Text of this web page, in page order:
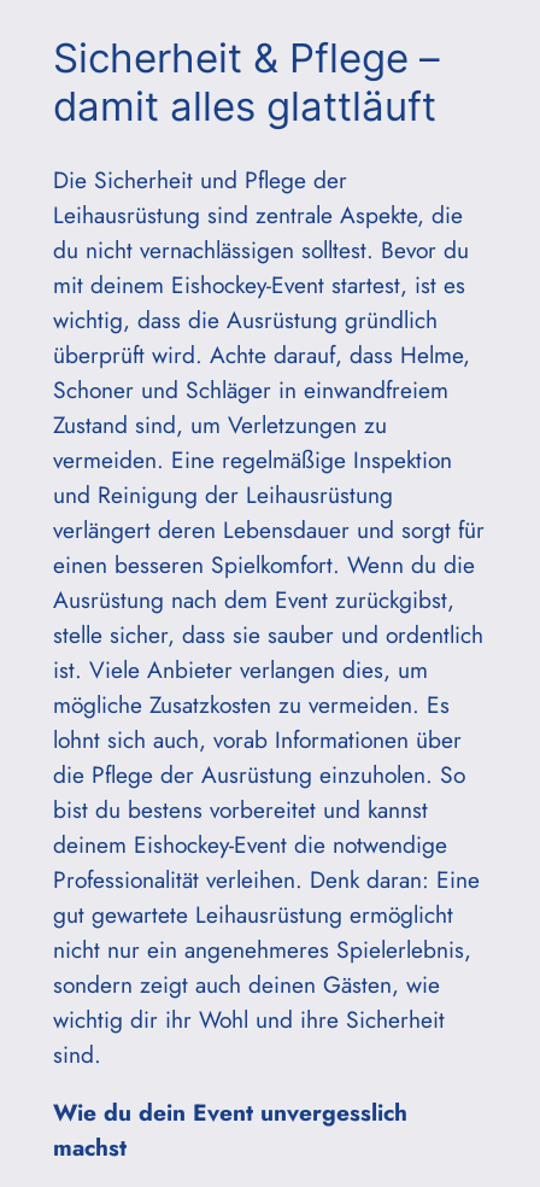
Sicherheit & Pflege –
damit alles glattläuft
Die Sicherheit und Pflege der
Leihausrüstung sind zentrale Aspekte, die
du nicht vernachlässigen solltest. Bevor du
mit deinem Eishockey-Event startest, ist es
wichtig, dass die Ausrüstung gründlich
überprüft wird. Achte darauf, dass Helme,
Schoner und Schläger in einwandfreiem
Zustand sind, um Verletzungen zu
vermeiden. Eine regelmäßige Inspektion
und Reinigung der Leihausrüstung
verlängert deren Lebensdauer und sorgt für
einen besseren Spielkomfort. Wenn du die
Ausrüstung nach dem Event zurückgibst,
stelle sicher, dass sie sauber und ordentlich
ist. Viele Anbieter verlangen dies, um
mögliche Zusatzkosten zu vermeiden. Es
lohnt sich auch, vorab Informationen über
die Pflege der Ausrüstung einzuholen. So
bist du bestens vorbereitet und kannst
deinem Eishockey-Event die notwendige
Professionalität verleihen. Denk daran: Eine
gut gewartete Leihausrüstung ermöglicht
nicht nur ein angenehmeres Spielerlebnis,
sondern zeigt auch deinen Gästen, wie
wichtig dir ihr Wohl und ihre Sicherheit
sind.
Wie du dein Event unvergesslich
machst